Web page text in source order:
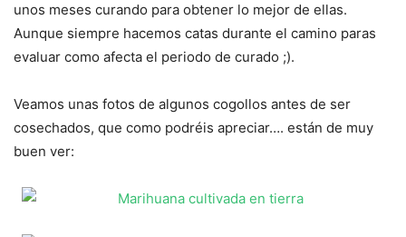
unos meses curando para obtener lo mejor de ellas.
Aunque siempre hacemos catas durante el camino paras
evaluar como afecta el periodo de curado ;).
Veamos unas fotos de algunos cogollos antes de ser
cosechados, que como podréis apreciar…. están de muy
buen ver: